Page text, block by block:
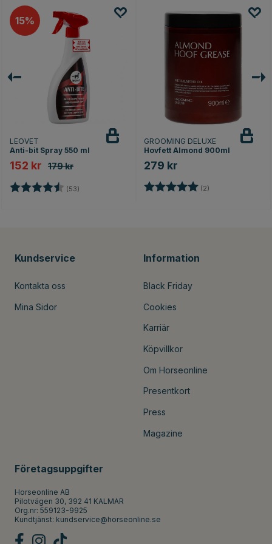
15
LEOVET
Anti-bit Spray 550 ml
152 kr 179 kr
Betyg: (53)
GROOMING DELUXE
Hovfett Almond 900ml
279 kr
Betyg: (2)
Kundservice
Kontakta oss
Mina Sidor
Information
Black Friday
Cookies
Karriär
Köpvillkor
Om Horseonline
Presentkort
Press
Magazine
Företagsuppgifter
Horseonline AB
Pilotvägen 30, 392 41 KALMAR
Org.nr: 559123-9925
Kundtjänst: kundservice@horseonline.se